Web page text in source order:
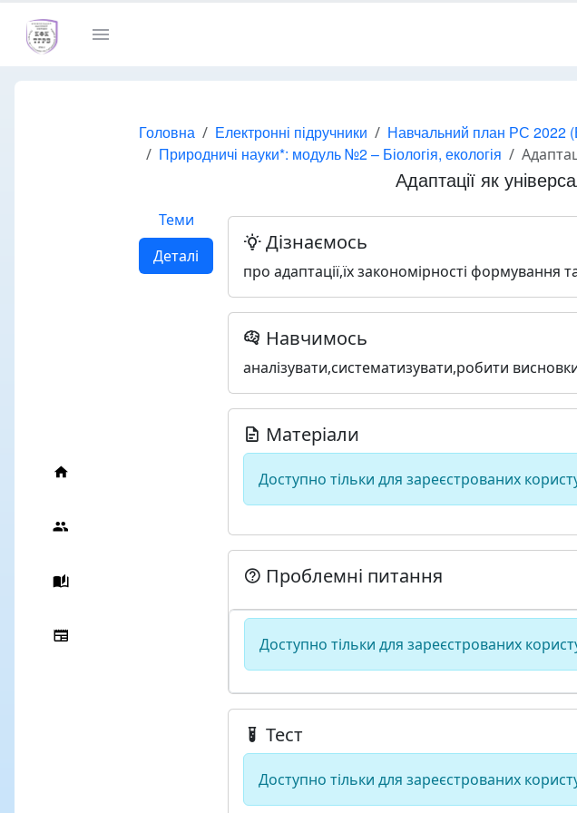
Головна Електронні підручники
Навчальний план РС 2022
Природничі науки*: модуль №2 – Біологія, екологія
Адаптації як
Теми
Деталі
Дізнаємось
про адаптації,їх закономірності формування
Навчимось
аналізувати,систематизувати,робити
Матеріали
Доступно тільки для зареєстрованих
Проблемні питання
Доступно тільки для зареєстрованих
Тест
Доступно тільки для зареєстрованих